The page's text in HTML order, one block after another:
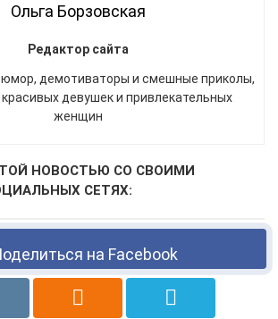
Ольга Борзовская
Редактор сайта
демотиваторы и смешные приколы,
девушек и привлекательных
женщин
НОВОСТЬЮ СО СВОИМИ
СЕТЯХ:
на Facebook